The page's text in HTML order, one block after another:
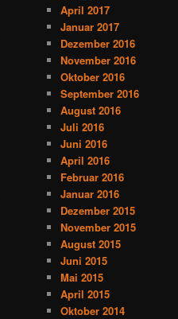
April 2017
Januar 2017
Dezember 2016
November 2016
Oktober 2016
September 2016
August 2016
Juli 2016
Juni 2016
April 2016
Februar 2016
Januar 2016
Dezember 2015
November 2015
August 2015
Juni 2015
Mai 2015
April 2015
Oktober 2014